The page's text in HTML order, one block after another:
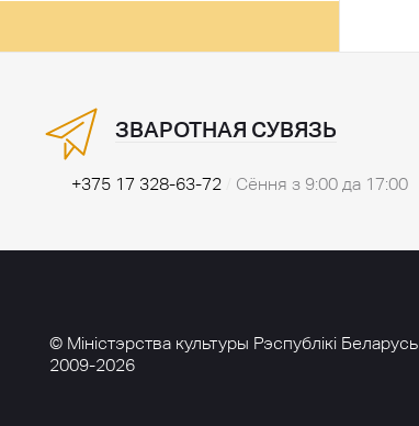
ЗВАРОТНАЯ СУВЯЗЬ
+375 17 328-63-72 Сёння з 9:00 да 17:00
© Міністэрства культуры Рэспублікі Беларусь
2009-2026